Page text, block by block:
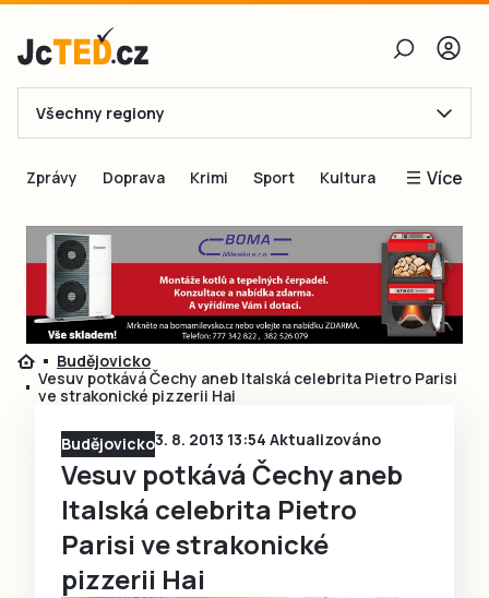
E-mail
Obnovit heslo
Přihlásit se
Přihlásit se přes Facebook
Ještě nemám účet, chci se
Všechny regiony
Zprávy Doprava Krimi Sport Kultura Více
Blogy
Inspirace
Čtenáři píší
Speciální přílohy
Budějovicko
Vesuv potkává Čechy aneb Italská celebrita Pietro Parisi
ve strakonické pizzerii Hai
Budějovicko3. 8. 2013 13:54 Aktualizováno
Vesuv potkává Čechy aneb
Italská celebrita Pietro
Parisi ve strakonické
pizzerii Hai